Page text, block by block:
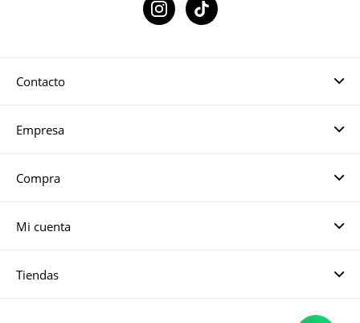
Contacto
Empresa
Compra
Mi cuenta
Tiendas
